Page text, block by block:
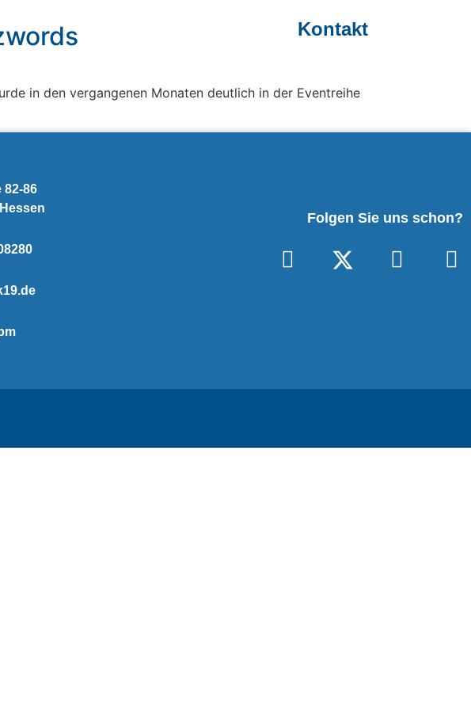
Kontakt
in den vergangenen Monaten deutlich in der Eventreihe
82-86
Folgen Sie uns schon?